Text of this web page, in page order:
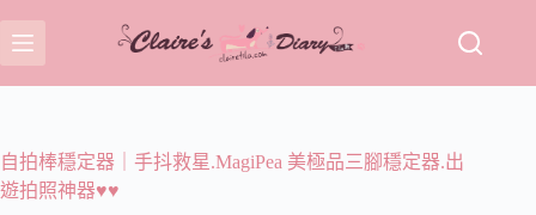
至
主
容
自拍棒穩定器｜手抖救星.MagiPea 美極品三腳穩定器.出
遊拍照神器♥♥